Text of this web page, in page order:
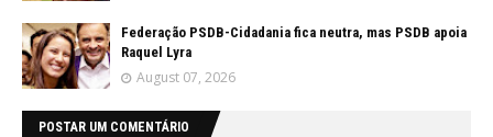
Federação PSDB-Cidadania fica neutra, mas PSDB apoia
Raquel Lyra
August 07, 2026
POSTAR UM COMENTÁRIO